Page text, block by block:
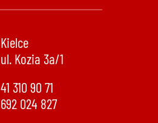
Kielce
ul. Kozia 3a/1
41 310 90 71
692 024 827